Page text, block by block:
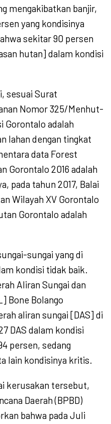
mengakibatkan banjir,
yang kondisinya
sekitar 90 persen
hutan] dalam kondisi
sesuai Surat
Nomor 325/Menhut-
Gorontalo adalah
lahan dengan tingkat
data Forest
Gorontalo 2016 adalah
pada tahun 2017, Balai
Wilayah XV Gorontalo
Gorontalo adalah
sungai yang di
kondisi tidak baik.
Aliran Sungai dan
Bone Bolango
aliran sungai [DAS] di
DAS dalam kondisi
persen, sedang
lain kondisinya kritis.
kerusakan tersebut,
Daerah (BPBD)
bahwa pada Juli